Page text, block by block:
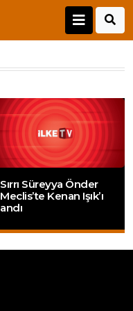
Sırrı Süreyya Önder
Meclis’te Kenan Işık’ı
andı